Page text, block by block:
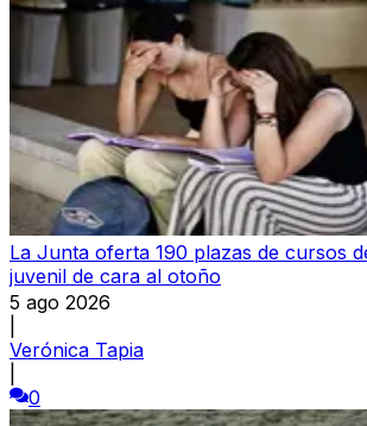
La Junta oferta 190 plazas de cursos
juvenil de cara al otoño
5 ago 2026
Verónica Tapia
0